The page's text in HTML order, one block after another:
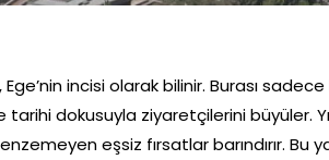
Ege’nin incisi olarak bilinir. Burası
tarihi dokusuyla ziyaretçilerini büyüler.
eşsiz fırsatlar barındırır. Bu